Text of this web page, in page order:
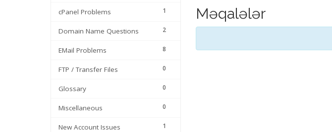
1
cPanel Problems
2
Domain Name Questions
8
EMail Problems
0
FTP / Transfer Files
0
Glossary
0
Miscellaneous
1
New Account Issues
Məqalələr